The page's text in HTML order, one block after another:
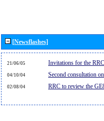
[Newsflashes]
21/06/05 Invitations for the
04/10/04 Second consultation
02/08/04 RRC to review the